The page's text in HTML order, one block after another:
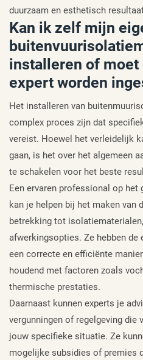
duurzaam en esthetisch
Kan ik zelf mijn
installeren of moet
expert worden
Het installeren van
complex proces zijn dat
vereist. Hoewel het verleidelijk
gaan, is het over het algemeen
te schakelen voor het beste
Een ervaren professional op
kan je helpen bij het maken van
betrekking tot
afwerkingsopties. Ze hebben
een correcte en efficiënte
houdend met factoren zoals
thermische prestaties.
Daarnaast kunnen experts je
vergunningen of regelgeving die
jouw specifieke situatie. Ze
mogelijke subsidies of premies